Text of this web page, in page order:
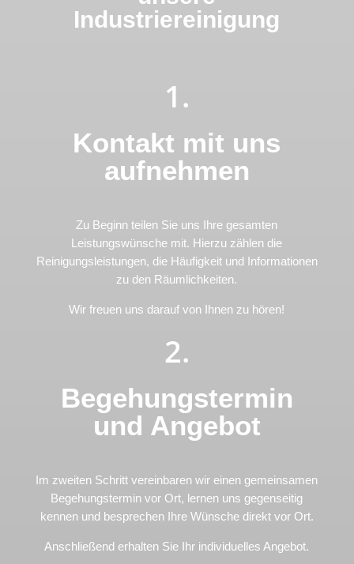
Industriereinigung
1.
Kontakt mit uns
aufnehmen
Zu Beginn teilen Sie uns Ihre gesamten
Leistungswünsche mit. Hierzu zählen die
Reinigungsleistungen, die Häufigkeit und Informationen
zu den Räumlichkeiten.
Wir freuen uns darauf von Ihnen zu hören!
2.
Begehungstermin
und Angebot
Im zweiten Schritt vereinbaren wir einen gemeinsamen
Begehungstermin vor Ort, lernen uns gegenseitig
kennen und besprechen Ihre Wünsche direkt vor Ort.
Anschließend erhalten Sie Ihr individuelles Angebot.